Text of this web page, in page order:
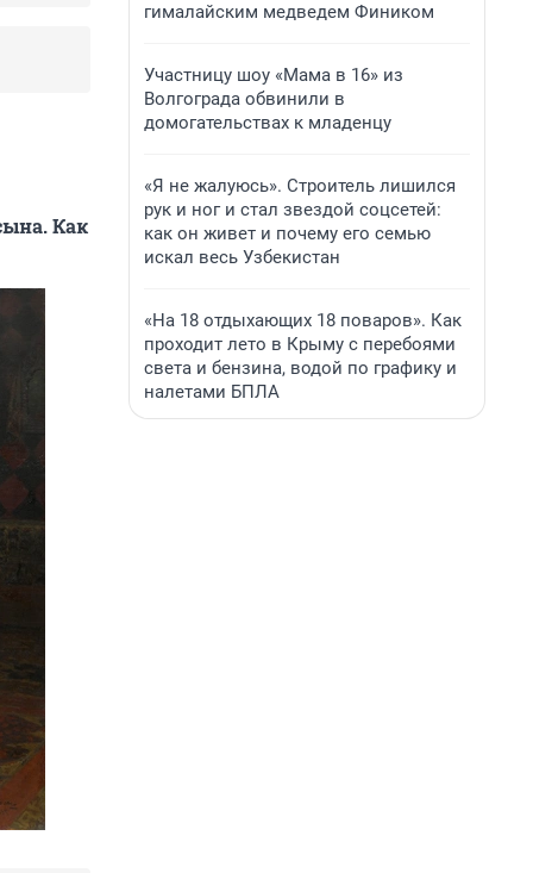
Как
гималайским медведем Фиником
Участницу шоу «Мама в 16» из
Волгограда обвинили в
домогательствах к младенцу
«Я не жалуюсь». Строитель лишился
рук и ног и стал звездой соцсетей:
как он живет и почему его семью
искал весь Узбекистан
«На 18 отдыхающих 18 поваров». Как
проходит лето в Крыму с перебоями
света и бензина, водой по графику и
налетами БПЛА